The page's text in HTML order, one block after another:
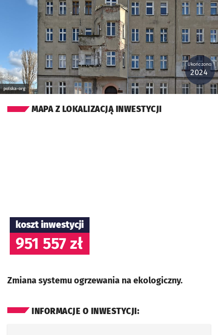
polska-org
Ukończono:
2024
MAPA Z LOKALIZACJĄ INWESTYCJI
koszt inwestycji
951 557 zł
Zmiana systemu ogrzewania na ekologiczny.
INFORMACJE O INWESTYCJI: